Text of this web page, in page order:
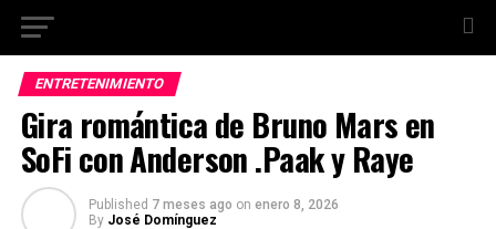
ENTRETENIMIENTO
Gira romántica de Bruno Mars en
SoFi con Anderson .Paak y Raye
Published 7 meses ago on enero 8, 2026
By José Domínguez